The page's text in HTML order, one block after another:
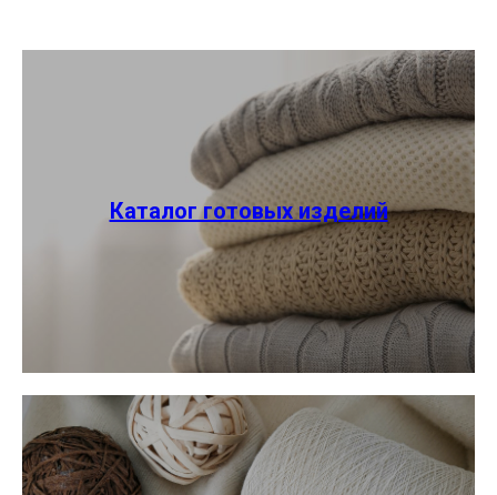
Каталог готовых изделий